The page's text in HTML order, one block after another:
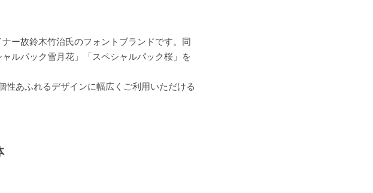
ー故鈴木竹治氏のフォントブランドです。同
ルパック雪月花」「スペシャルパック桜」を
性あふれるデザインに幅広くご利用いただける